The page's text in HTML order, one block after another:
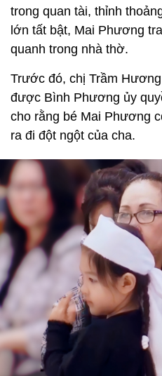
trong quan tài, thỉnh
lớn tất bật, Mai Phương
quanh trong nhà thờ.
Trước đó, chị Trầm
được Bình Phương ủy
cho rằng bé Mai Phương
ra đi đột ngột của cha.